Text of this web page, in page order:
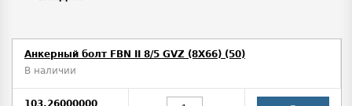
Анкерный болт FBN II 8/5 GVZ (8X66) (50)
В наличии